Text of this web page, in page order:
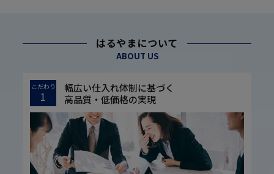
はるやまについて
ABOUT US
こだわり
1
幅広い仕入れ体制に基づく
高品質・低価格の実現